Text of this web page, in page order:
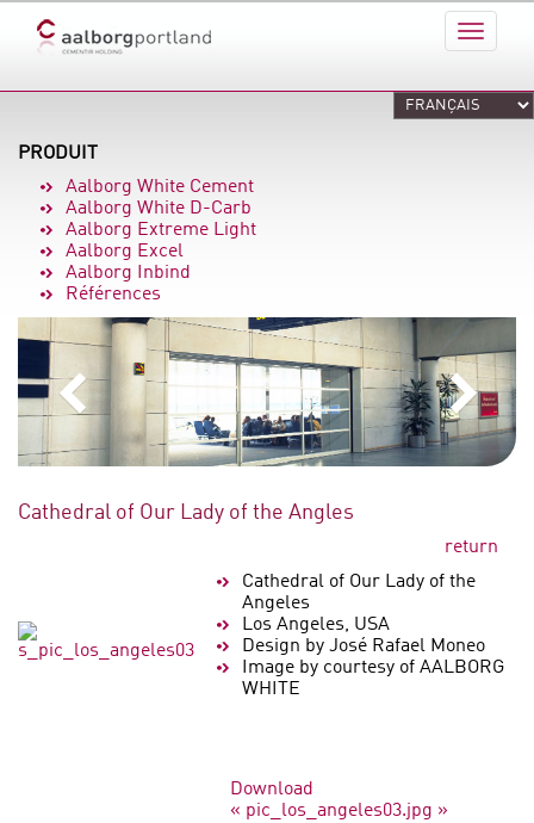
PRODUIT
Aalborg White Cement
Aalborg White D-Carb
Aalborg Extreme Light
Aalborg Excel
Aalborg Inbind
Références
Cathedral of Our Lady of the Angles
return
Cathedral of Our Lady of the
Angeles
Los Angeles, USA
Design by José Rafael Moneo
Image by courtesy of AALBORG
WHITE
Download
« pic_los_angeles03.jpg »